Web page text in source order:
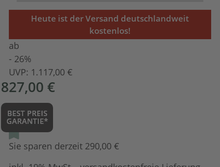
Heute ist der Versand deutschlandweit
kostenlos!
ab
- 26%
UVP: 1.117,00 €
827,00 €
Sie sparen derzeit 290,00 €